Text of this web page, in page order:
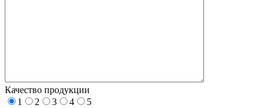
Качество продукции
1
2 3 4
5